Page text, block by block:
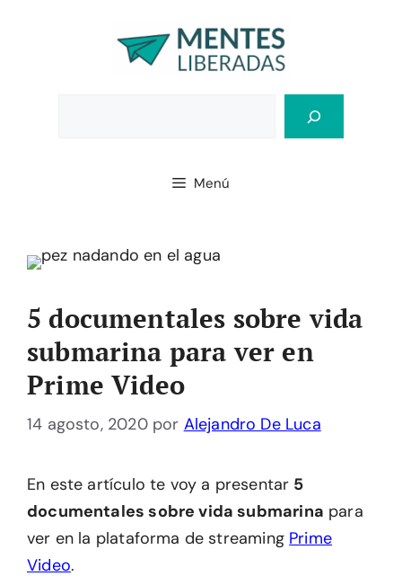
Menú
5 documentales sobre vida
submarina para ver en
Prime Video
14 agosto, 2020 por Alejandro De Luca
En este artículo te voy a presentar 5
documentales sobre vida submarina para
ver en la plataforma de streaming Prime
Video.